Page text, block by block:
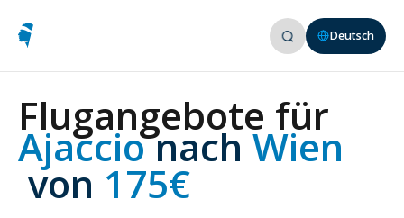
Deutsch
Flugangebote für
Ajaccio nach Wien
von 175€